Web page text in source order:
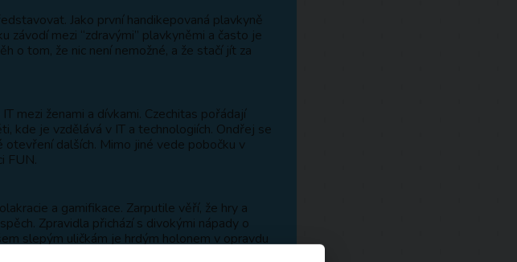
Jako první handikepovaná plavkyně
mezi “zdravými” plavkyněmi a často je
o tom, že nic není nemožné, a že stačí jít za
mezi ženami a dívkami. Czechitas pořádají
kde je vzdělává v IT a technologiích. Ondřej se
dalších. Mimo jiné vede pobočku v
FUN.
a gamifikace. Zarputile věří, že hry a
Zpravidla přichází s divokými nápady o
slepým uličkám je hrdým holonem v opravdu